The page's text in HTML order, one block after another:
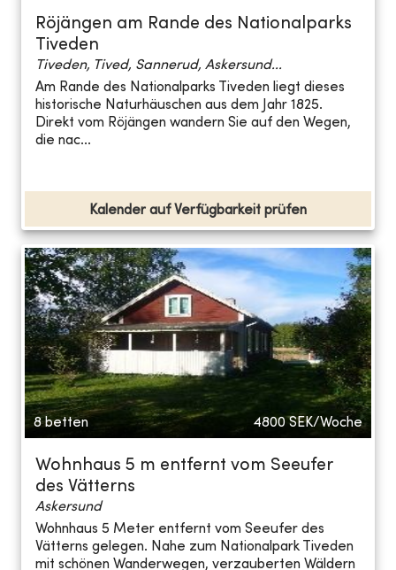
Röjängen am Rande des Nationalparks
Tiveden
Tiveden, Tived, Sannerud, Askersund...
Am Rande des Nationalparks Tiveden liegt dieses
historische Naturhäuschen aus dem Jahr 1825.
Direkt vom Röjängen wandern Sie auf den Wegen,
die nac...
Kalender auf Verfügbarkeit prüfen
8 betten 4800 SEK/Woche
Wohnhaus 5 m entfernt vom Seeufer
des Vätterns
Askersund
Wohnhaus 5 Meter entfernt vom Seeufer des
Vätterns gelegen. Nahe zum Nationalpark Tiveden
mit schönen Wanderwegen, verzauberten Wäldern